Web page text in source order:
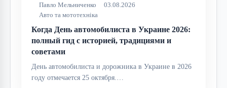
Павло Мельниченко
03.08.2026
Авто та мототехніка
Когда День автомобилиста в Украине 2026:
полный гид с историей, традициями и
советами
День автомобилиста и дорожника в Украине в 2026
году отмечается 25 октября.…